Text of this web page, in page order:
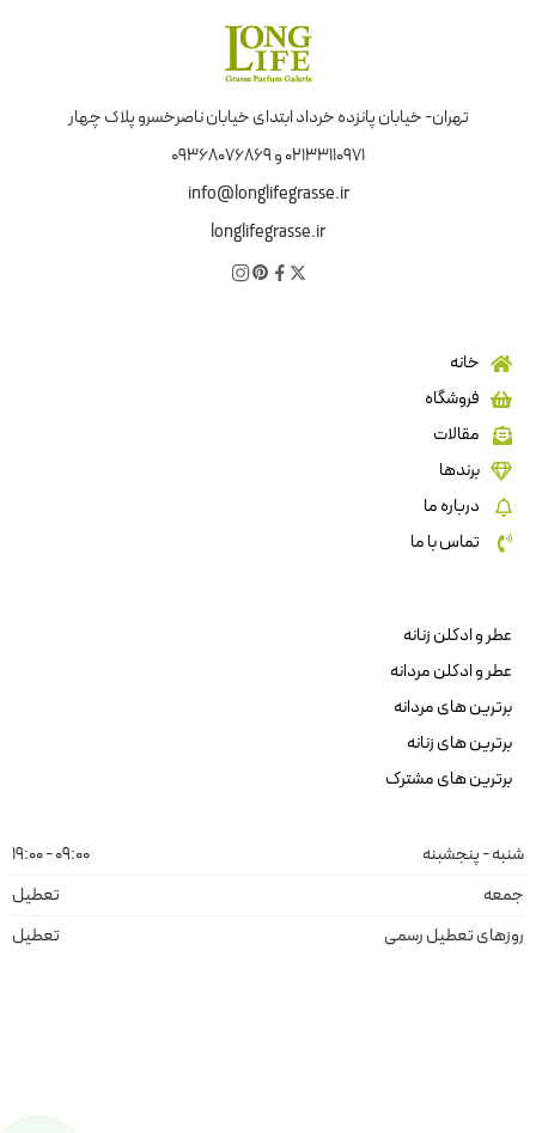
تهران- خیابان پانزده خرداد ابتدای خیابان ناصرخسرو پلاک چهار
02133110971 و 09368076869
info@longlifegrasse.ir
longlifegrasse.ir
خانه
فروشگاه
مقالات
برندها
درباره ما
تماس با ما
عطر و ادکلن زنانه
عطر و ادکلن مردانه
برترین های مردانه
برترین های زنانه
برترین های مشترک
شنبه - پنجشبنه
09:00 - 19:00
جمعه
تعطیل
روزهای تعطیل رسمی
تعطیل